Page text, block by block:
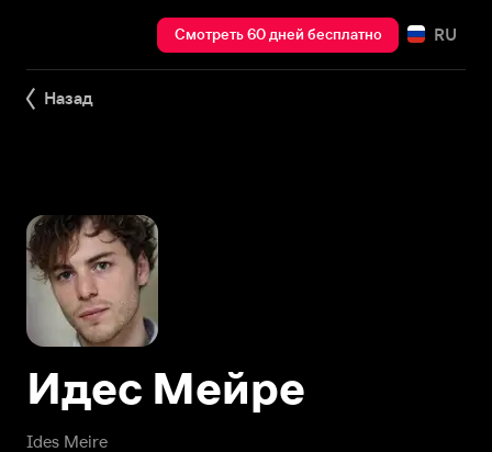
Смотреть 60 дней бесплатно RU
Назад
Ides Meire
Идес Мейре